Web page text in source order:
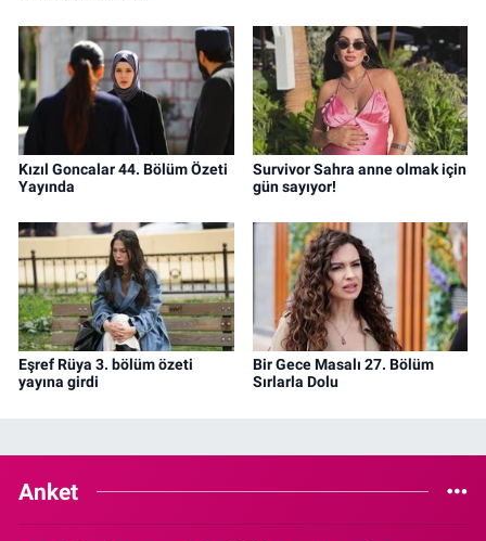
Kızıl Goncalar 44. Bölüm Özeti
Yayında
Survivor Sahra anne olmak için
gün sayıyor!
Eşref Rüya 3. bölüm özeti
yayına girdi
Bir Gece Masalı 27. Bölüm
Sırlarla Dolu
Anket